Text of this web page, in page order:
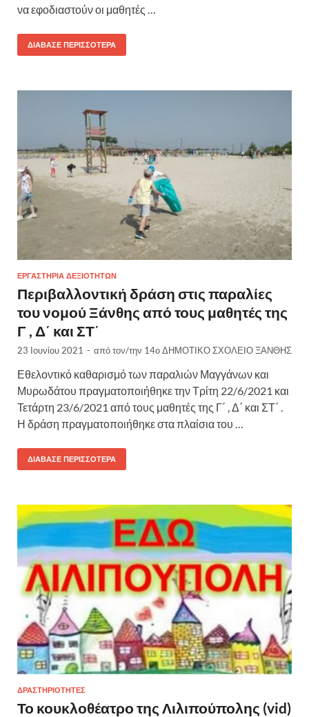
να εφοδιαστούν οι μαθητές …
ΔΙΆΒΑΣΕ ΠΕΡΙΣΣΌΤΕΡΑ
ΕΡΓΑΣΤΉΡΙΑ ΔΕΞΙΟΤΉΤΩΝ
Περιβαλλοντική δράση στις παραλίες
του νομού Ξάνθης από τους μαθητές της
Γ , Δ΄ και ΣΤ΄
23 Ιουνίου 2021 - από τον/την 14ο ΔΗΜΟΤΙΚΟ ΣΧΟΛΕΙΟ ΞΑΝΘΗΣ
Εθελοντικό καθαρισμό των παραλιών Μαγγάνων και
Μυρωδάτου πραγματοποιήθηκε την Τρίτη 22/6/2021 και
Τετάρτη 23/6/2021 από τους μαθητές της Γ΄ , Δ΄ και ΣΤ΄ .
Η δράση πραγματοποιήθηκε στα πλαίσια του …
ΔΙΆΒΑΣΕ ΠΕΡΙΣΣΌΤΕΡΑ
ΔΡΑΣΤΗΡΙΌΤΗΤΕΣ
Το κουκλοθέατρο της Λιλιπούπολης (vid)